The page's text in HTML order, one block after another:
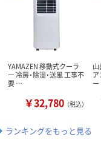
YAMAZEN 移動式クーラ
ー 冷房・除湿・送風 工事不
要 …
￥32,780 （税込）
山
ー
ランキングをもっと見る